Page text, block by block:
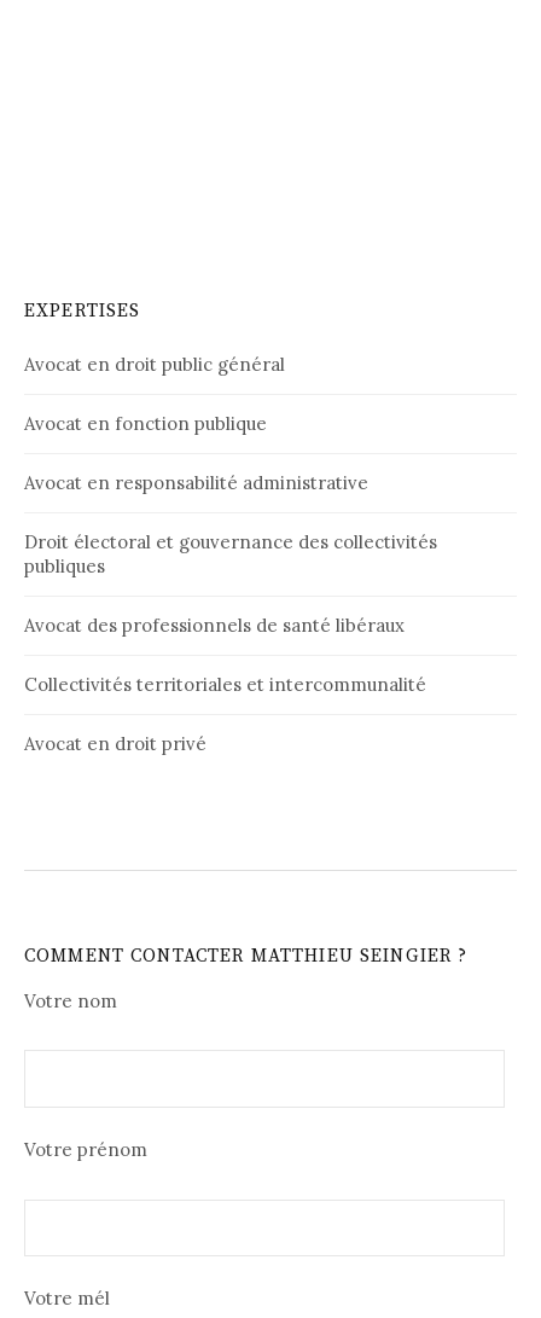
EXPERTISES
Avocat en droit public général
Avocat en fonction publique
Avocat en responsabilité administrative
Droit électoral et gouvernance des collectivités
publiques
Avocat des professionnels de santé libéraux
Collectivités territoriales et intercommunalité
Avocat en droit privé
COMMENT CONTACTER MATTHIEU SEINGIER ?
Votre nom
Votre prénom
Votre mél